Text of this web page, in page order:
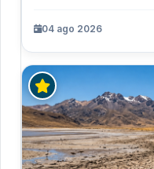
04 ago 2026